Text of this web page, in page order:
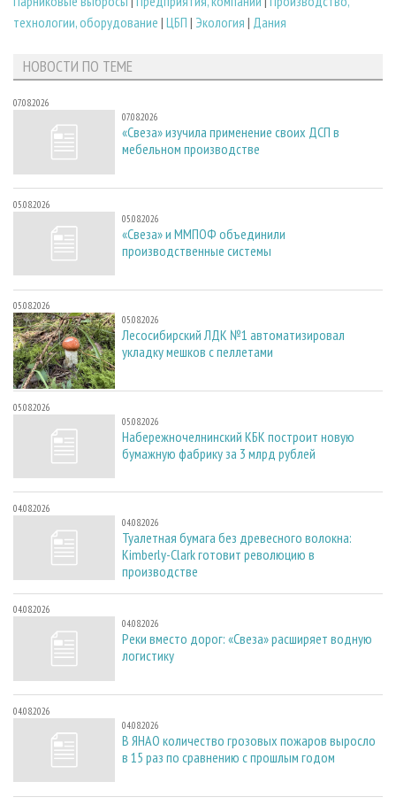
технологии, оборудование | ЦБП | Экология | Дания
НОВОСТИ ПО ТЕМЕ
07.08.2026
07.08.2026
«Свеза» изучила применение своих ДСП в
мебельном производстве
05.08.2026
05.08.2026
«Свеза» и ММПОФ объединили
производственные системы
05.08.2026
05.08.2026
Лесосибирский ЛДК №1 автоматизировал
укладку мешков с пеллетами
05.08.2026
05.08.2026
Набережночелнинский КБК построит новую
бумажную фабрику за 3 млрд рублей
04.08.2026
04.08.2026
Туалетная бумага без древесного волокна:
Kimberly-Clark готовит революцию в
производстве
04.08.2026
04.08.2026
Реки вместо дорог: «Свеза» расширяет водную
логистику
04.08.2026
04.08.2026
В ЯНАО количество грозовых пожаров выросло
в 15 раз по сравнению с прошлым годом